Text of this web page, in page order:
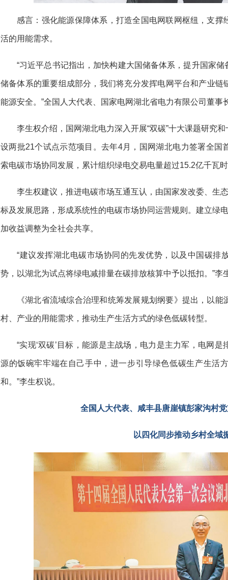
感言： 强化能源保障体系，打造全国电网联网枢纽，支
活的用能需求。
“习近平总书记指出，加快构建大国储备体系，提升国家
储备体系的重要组成部分，我们将充分发挥电网平台和产业
能源安全。”全国人大代表、国家电网湖北省电力有限公司董事
李生权介绍，国网湖北电力深入开展“双碳”十大课题研究
设两批21个试点示范项目。去年4月，国网湖北电力签署全国
索电碳市场协同发展，累计组织绿电交易电量超过15.2亿千瓦
李生权建议，推进电碳市场互通互认，由国家发改委、生
标及发展思路，形成系统性的电碳市场协同运营规则。建立绿
加收益调整为全社会共享。
“建议发挥湖北电碳市场协同的先发优势，以及中国碳排
势，以湖北为试点将绿电减排量在碳排放核算中予以抵扣。”李
《湖北省流域综合治理和统筹发展规划纲要》提出，以
村、产业的用能需求，推动生产生活方式的绿色低碳转型。
“实现‘双碳’目标，能源是主战场，电力是主力军，电网
源的饭碗牢牢端在自己手中，进一步引导绿色低碳生产生活
和。”李生权说。
全国人大代表、咸丰县唐崖镇彭家沟村
以四化同步推动乡村全域